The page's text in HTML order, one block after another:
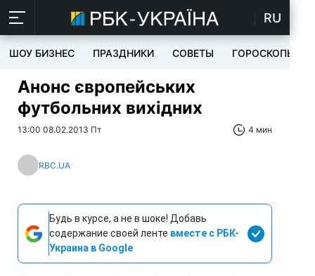
RU
ШОУ БИЗНЕС ПРАЗДНИКИ СОВЕТЫ ГОРОСКОПЫ
Анонс європейських
футбольних вихідних
13:00 08.02.2013 Пт 4 мин
RBC.UA
Будь в курсе, а не в шоке! Добавь
содержание своей ленте вместе с РБК-
Украина в Google